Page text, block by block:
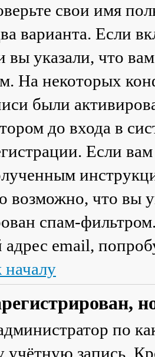
свои имя
варианта. Если
вы указали, что
На некоторых
были
до входа в
Если
возможно, что вы
спам-
email,
началу
по
учётную запись.